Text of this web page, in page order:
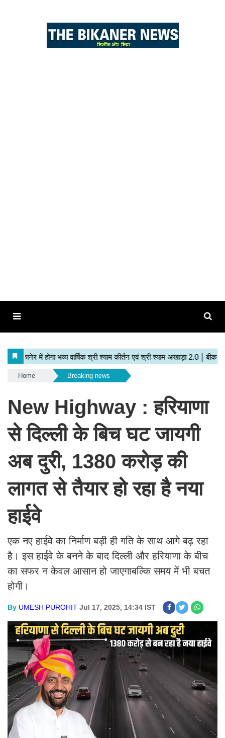
Home Breaking news
New Highway : हरियाणा
से दिल्ली के बिच घट जायगी
अब दुरी, 1380 करोड़ की
लागत से तैयार हो रहा है नया
हाईवे
एक नए हाईवे का निर्माण बड़ी ही गति के साथ आगे बढ़ रहा
है। इस हाईवे के बनने के बाद दिल्ली और हरियाणा के बीच
का सफर न केवल आसान हो जाएगाबल्कि समय में भी बचत
होगी।
By UMESH PUROHIT Jul 17, 2025, 14:34 IST